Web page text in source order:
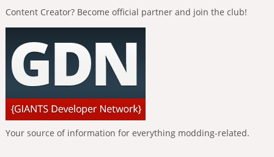
Content Creator? Become official partner and join the club!
Your source of information for everything modding-related.